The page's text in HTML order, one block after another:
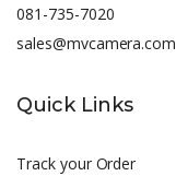
081-735-7020
sales@mvcamera.com
Quick Links
Track your Order